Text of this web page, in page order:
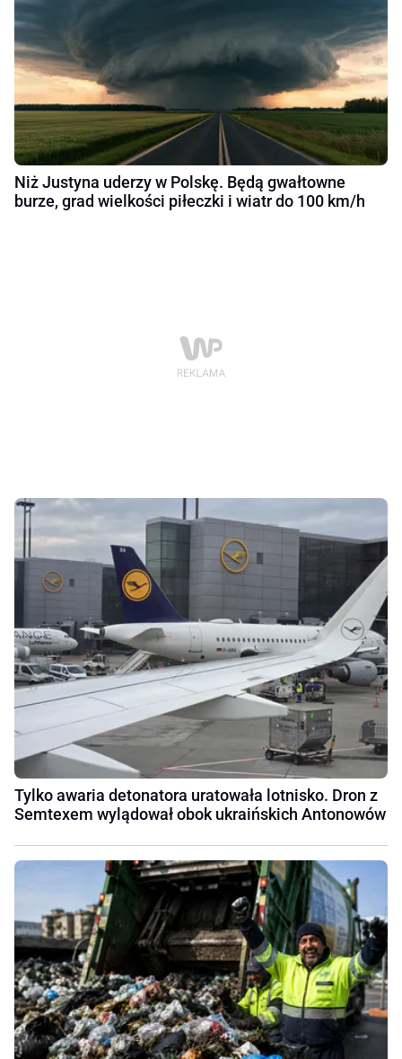
Niż Justyna uderzy w Polskę. Będą gwałtowne
burze, grad wielkości piłeczki i wiatr do 100 km/h
Tylko awaria detonatora uratowała lotnisko. Dron z
Semtexem wylądował obok ukraińskich Antonowów